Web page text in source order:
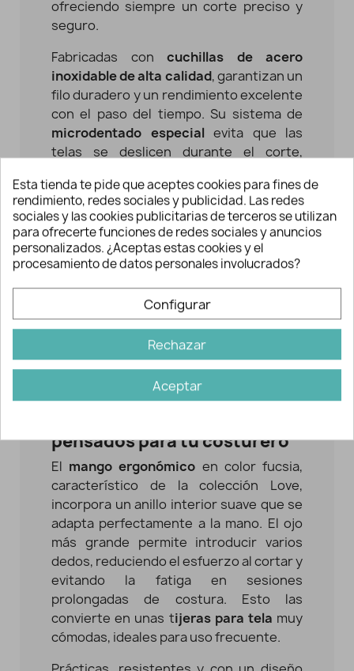
ofreciendo siempre un corte preciso y
seguro.
Fabricadas con cuchillas de acero
inoxidable de alta calidad, garantizan un
filo duradero y un rendimiento excelente
con el paso del tiempo. Su sistema de
microdentado especial evita que las
telas se deslicen durante el corte,
delicados como la seda o materiales
sintéticos, así como con telas más
habituales. El resultado es un corte
limpio y estable, sin aplastar ni deformar
el tejido.
Con una longitud de
para telapermiten realizar cortes largos
con mayor control, algo especialmente
práctico en costura y patchwork. Son
unas tijeras fiables que ayudan a trabajar
con mayor precisión y tranquilidad.
pensados para tu costurero
El mango ergonómico en color fucsia,
característico de la colección Love,
incorpora un anillo interior suave que se
adapta perfectamente a la mano. El ojo
más grande permite introducir varios
dedos, reduciendo el esfuerzo al cortar y
evitando la fatiga en sesiones
prolongadas de costura. Esto las
convierte en unas tijeras para tela muy
cómodas, ideales para uso frecuente.
Esta tienda te pide que aceptes cookies para fines de
rendimiento, redes sociales y publicidad. Las redes
sociales y las cookies publicitarias de terceros se utilizan
para ofrecerte funciones de redes sociales y anuncios
personalizados. ¿Aceptas estas cookies y el
procesamiento de datos personales involucrados?
Configurar
Rechazar
Aceptar